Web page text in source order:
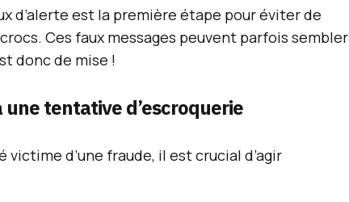
d’alerte est la première étape pour éviter de
Ces faux messages peuvent parfois sembler
donc de mise !
tentative d’escroquerie
d’une fraude, il est crucial d’agir